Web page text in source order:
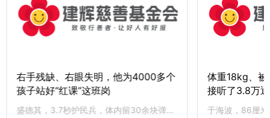
右手残缺、右眼失明，他为4000多个
孩子站好“红课”这班岗
盛德其，3.7秒护民兵，体内留30余块弹片。单手魔方创新红课，累计影响超4000人次。83岁伤病缠身仍上岗志愿服务。致敬盛嗲，和先锋老党员同行，您的援手是最好回应。
体重18kg、被
接听了3.8万